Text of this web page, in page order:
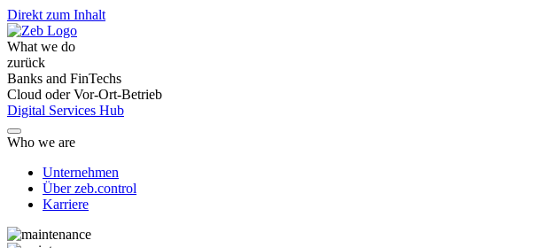
Direkt zum Inhalt
What we do
zurück
Banks and FinTechs
Cloud oder Vor-Ort-Betrieb
Digital Services Hub
Who we are
Unternehmen
Über zeb.control
Karriere